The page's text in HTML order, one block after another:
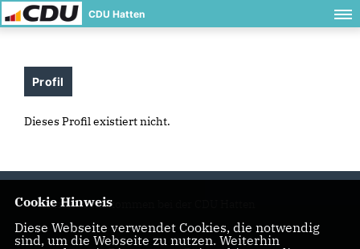
CDU Hatten
Profil
Dieses Profil existiert nicht.
Herzlich willkommen bei der CDU Hatten
Cookie Hinweis
Diese Webseite verwendet Cookies, die notwendig
sind, um die Webseite zu nutzen. Weiterhin